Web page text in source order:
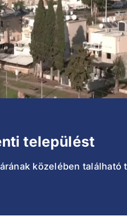
települést
közelében